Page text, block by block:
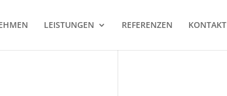
LEISTUNGEN REFERENZEN KONTAKT